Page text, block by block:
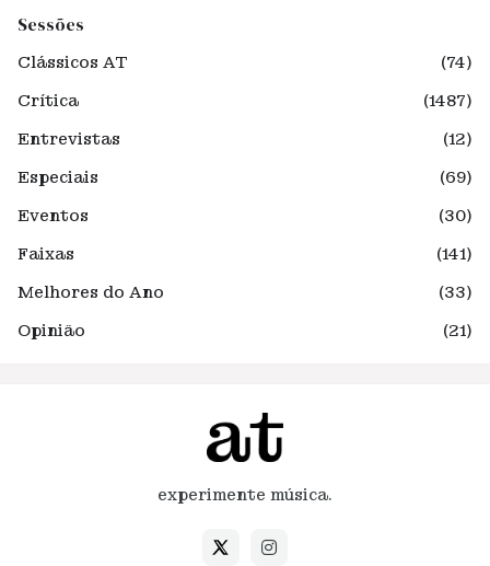
Sessões
Clássicos AT
(74)
Crítica
(1487)
Entrevistas
(12)
Especiais
(69)
Eventos
(30)
Faixas
(141)
Melhores do Ano
(33)
Opinião
(21)
experimente música.